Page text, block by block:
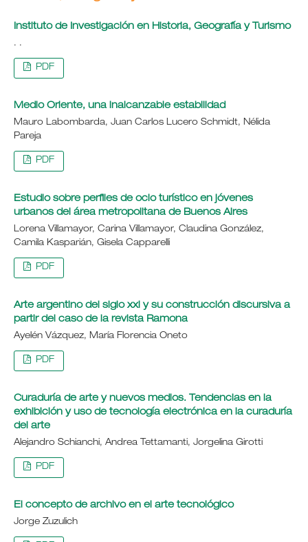
Instituto de Investigación en Historia, Geografía y Turismo
. .
PDF
Medio Oriente, una inalcanzable estabilidad
Mauro Labombarda, Juan Carlos Lucero Schmidt, Nélida
Pareja
PDF
Estudio sobre perfiles de ocio turístico en jóvenes
urbanos del área metropolitana de Buenos Aires
Lorena Villamayor, Carina Villamayor, Claudina González,
Camila Kasparián, Gisela Capparelli
PDF
Arte argentino del siglo xxi y su construcción discursiva a
partir del caso de la revista Ramona
Ayelén Vázquez, María Florencia Oneto
PDF
Curaduría de arte y nuevos medios. Tendencias en la
exhibición y uso de tecnología electrónica en la curaduría
del arte
Alejandro Schianchi, Andrea Tettamanti, Jorgelina Girotti
PDF
El concepto de archivo en el arte tecnológico
Jorge Zuzulich